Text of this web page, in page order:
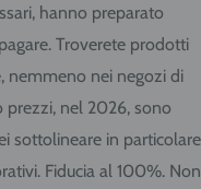
hanno preparato
Troverete prodotti
nemmeno nei negozi di
nel 2026, sono
sottolineare in particolare
Fiducia al 100%. Non